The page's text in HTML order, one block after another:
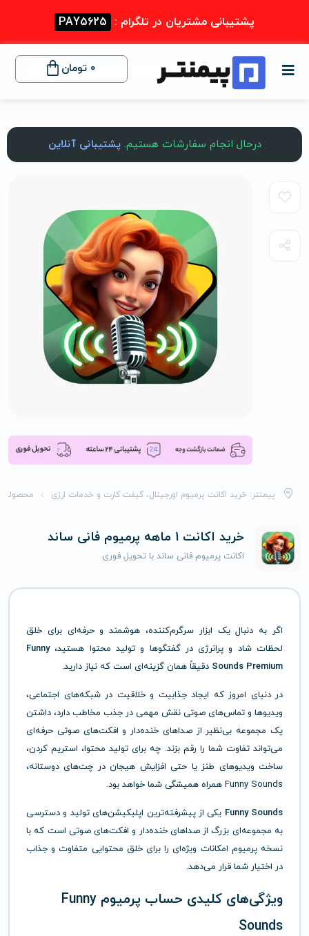
پشتیبانی مشتریان در تلگرام : PAY5625
0 تومان
درحال انجام سفارشات هستیم.پشتیبانی آنلاین
پیمنتر: خرید اکانت پرمیوم اورجینال، گیفت کارت و خدمات ارزی
خرید اکانت 1 ماهه پرمیوم فانی ساند
اکانت پرمیوم فانی ساند با تحویل فوری
اگر به دنبال یک ابزار سرگرم‌کننده، هوشمند و حرفه‌ای برای خلق
لحظات شاد و پرانرژی در گفتگوها و تولید محتوا هستید،Funny
Sounds Premium دقیقاً همان گزینه‌ای است که نیاز دارید.
در دنیای امروز که ایجاد جذابیت و خلاقیت در شبکه‌های اجتماعی،
ویدیوها و تماس‌های صوتی نقش مهمی در جذب مخاطب دارد، داشتن
یک مجموعه بی‌نظیر از صداهای خنده‌دار و افکت‌های صوتی حرفه‌ای
می‌تواند تفاوت شما را رقم بزند. چه برای تولید محتوا، استریم کردن،
ساخت ویدیوهای طنز یا حتی افزایش هیجان در چت‌های دوستانه،
Funny Sounds همراه همیشگی شما خواهد بود.
Funny Sounds یکی از پیشرفته‌ترین اپلیکیشن‌های تولید و دسترسی
به مجموعه‌ای بزرگ از صداهای خنده‌دار و افکت‌های صوتی است که با
نسخه پرمیوم امکانات ویژه‌ای را برای خلق محتوایی متفاوت و جذاب
در اختیار شما قرار می‌دهد.
ویژگی‌های کلیدی حساب پرمیوم Funny
Sounds